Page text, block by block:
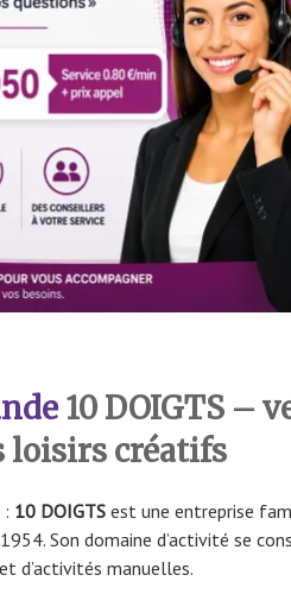
10 DOIGTS –
loisirs créatifs
10 DOIGTS est une entreprise
Son domaine d’activité se
d’activités manuelles.